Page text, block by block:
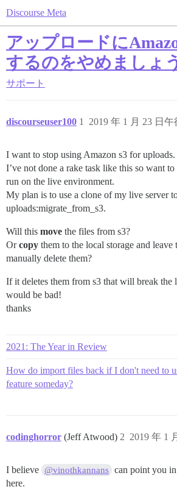
Discourse Meta
アップロードに
するのをやめましょ
サポート
discourseuser100 2019 年 1 月 23 日午
1
I want to stop using Amazon s3 for uploads.
I’ve not done a rake task like this so want
run on the live environment.
My plan is to use a clone of my live server
uploads:migrate_from_s3.
Will this move the files from s3?
Orcopy them to the local storage and
manually delete them?
If it deletes them from s3 that will break the
would be bad!
thanks
2021: The Year in Review
How do import files back if I don't need to
feature someday?
codinghorror (Jeff Atwood) 2019 年 1
2
I believe @vinothkannans can point you
here.